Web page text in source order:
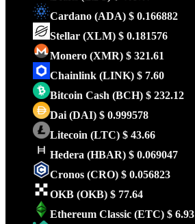
Cardano (ADA) $ 0.166882
Stellar (XLM) $ 0.181576
Monero (XMR) $ 321.61
Chainlink (LINK) $ 7.60
Bitcoin Cash (BCH) $ 232.12
Dai (DAI) $ 0.999578
Litecoin (LTC) $ 43.66
Hedera (HBAR) $ 0.069047
Cronos (CRO) $ 0.056823
OKB (OKB) $ 77.64
Ethereum Classic (ETC) $ 6.93